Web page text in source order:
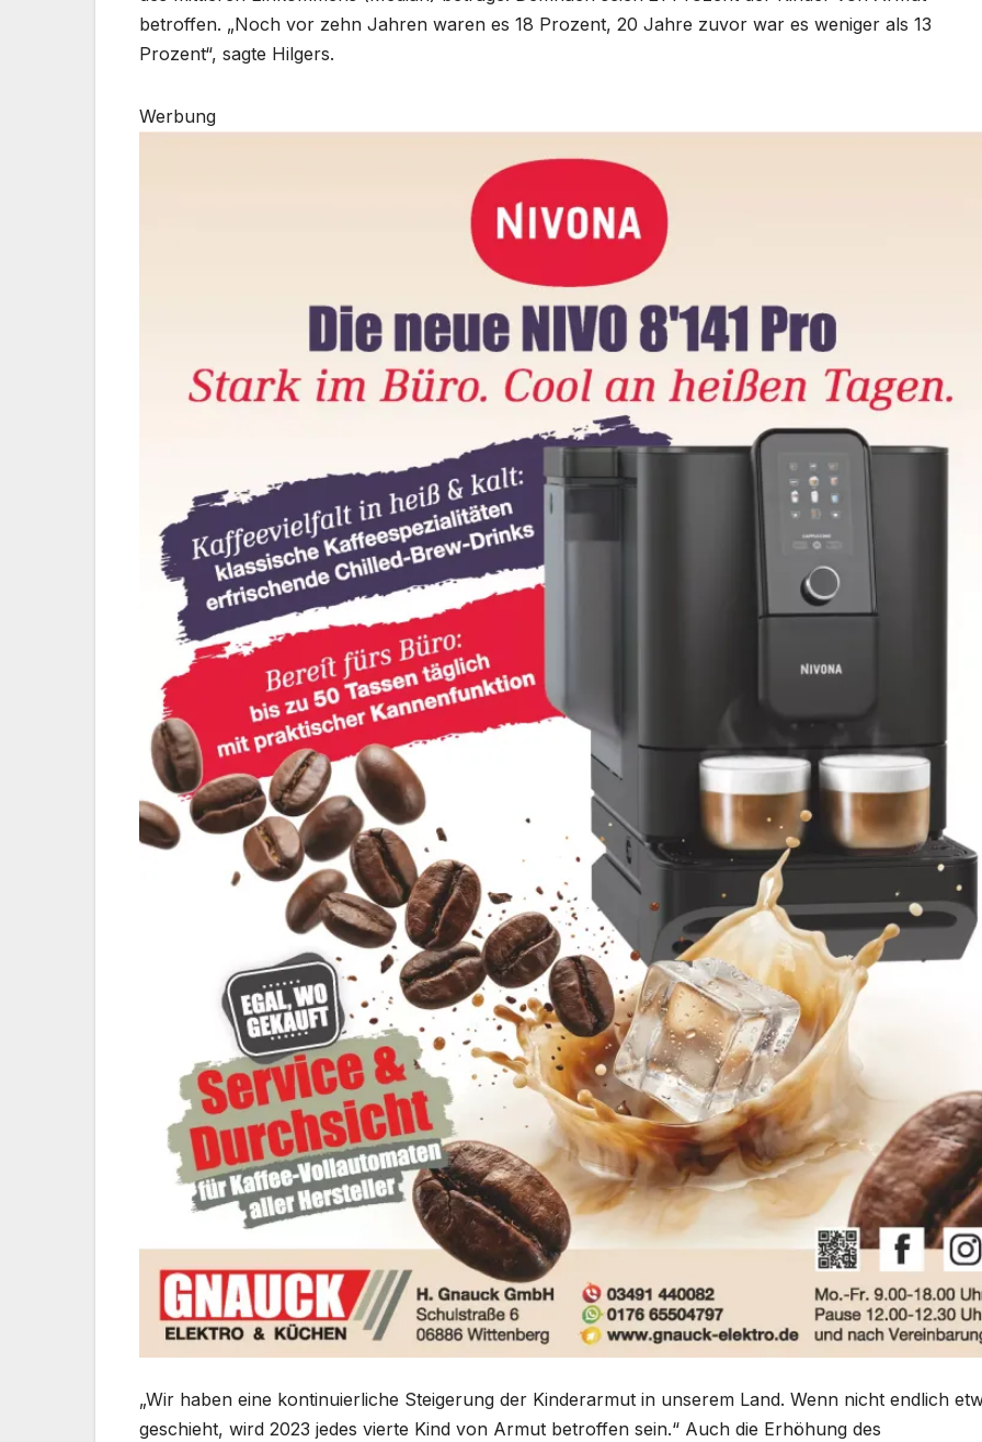
betroffen. „Noch vor zehn Jahren waren es 18 Prozent, 20 Jahre zuvor war es weniger als 13
Prozent“, sagte Hilgers.
Werbung
„Wir haben eine kontinuierliche Steigerung der Kinderarmut in unserem Land. Wenn nicht endlich
geschieht, wird 2023 jedes vierte Kind von Armut betroffen sein.“ Auch die Erhöhung des